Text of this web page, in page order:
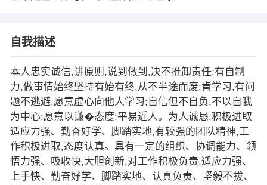
自我描述
本人忠实诚信,讲原则,说到做到,决不推卸责任;有自制
力,做事情始终坚持有始有终,从不半途而废;肯学习,有问
题不逃避,愿意虚心向他人学习;自信但不自负,不以自我
为中心;愿意以谦�态度;平易近人。为人诚恳,积极进取
适应力强、勤奋好学、脚踏实地,有较强的团队精神,工
作积极进取,态度认真。具有一定的组织、协调能力、领
悟力强、吸收快,大胆创新,对工作积极负责,适应力强、
上手快、勤奋好学、脚踏实地、认真负责、坚毅不拔、